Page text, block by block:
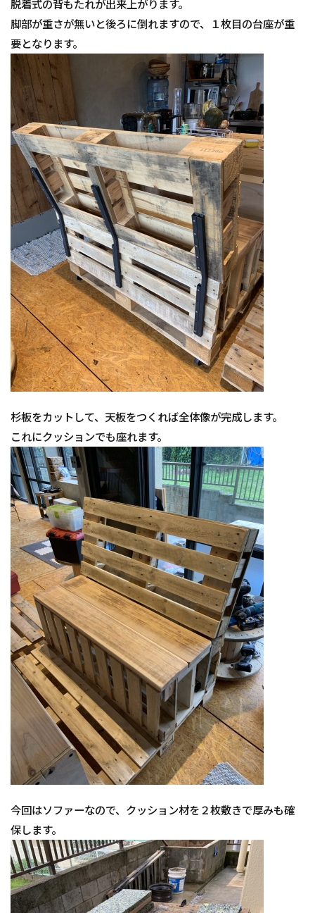
脱着式の背もたれが出来上がります。
脚部が重さが無いと後ろに倒れますので、１枚目の台座が重
要となります。
杉板をカットして、天板をつくれば全体像が完成します。
これにクッションでも座れます。
今回はソファーなので、クッション材を２枚敷きで厚みも確
保します。